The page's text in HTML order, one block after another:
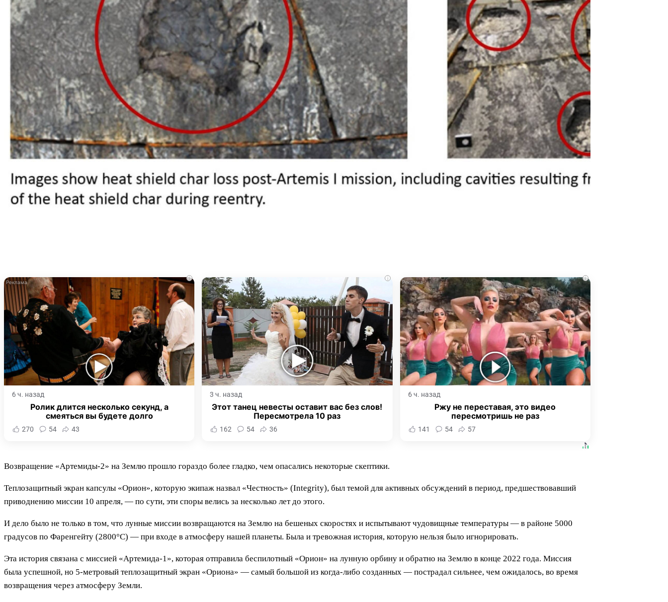
i
6 ч. назад
Ролик длится несколько секунд, а
смеяться вы будете долго
270 54 43
i
3 ч. назад
Этот танец невесты оставит вас без слов!
Пересмотрела 10 раз
162 54 36
i
6 ч. назад
Ржу не переставая, это видео
пересмотришь не раз
141 54 57
Возвращение «Артемиды-2» на Землю прошло гораздо более гладко, чем опасались некоторые скептики.
Теплозащитный экран капсулы «Орион», которую экипаж назвал «Честность» (Integrity), был темой для активных обсуждений в период, предшествовавший
приводнению миссии 10 апреля, — по сути, эти споры велись за несколько лет до этого.
И дело было не только в том, что лунные миссии возвращаются на Землю на бешеных скоростях и испытывают чудовищные температуры — в районе 5000
градусов по Фаренгейту (2800°C) — при входе в атмосферу нашей планеты. Была и тревожная история, которую нельзя было игнорировать.
Эта история связана с миссией «Артемида-1», которая отправила беспилотный «Орион» на лунную орбину и обратно на Землю в конце 2022 года. Миссия
была успешной, но 5-метровый теплозащитный экран «Ориона» — самый большой из когда-либо созданных — пострадал сильнее, чем ожидалось, во время
возвращения через атмосферу Земли.